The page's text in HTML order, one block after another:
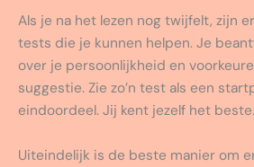
Als je na het lezen nog twijfelt, zijn
tests die je kunnen helpen. Je
over je persoonlijkheid en
suggestie. Zie zo’n test als een
eindoordeel. Jij kent jezelf het beste.
Uiteindelijk is de beste manier om